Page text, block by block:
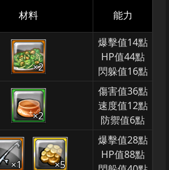
材料 能力
×2
爆擊值14點
HP值44點
閃躲值16點
×2
傷害值36點
速度值12點
防禦值6點
×1 ×5
爆擊值28點
HP值88點